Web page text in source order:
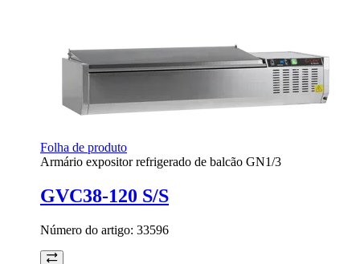
Folha de produto
Armário expositor refrigerado de balcão GN1/3
GVC38-120 S/S
Número do artigo: 33596